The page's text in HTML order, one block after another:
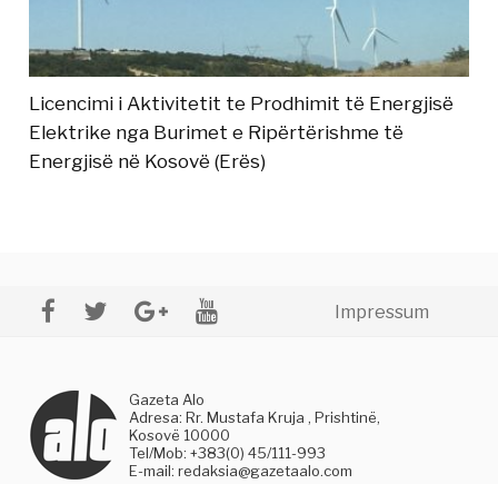
Licencimi i Aktivitetit te Prodhimit të Energjisë
Elektrike nga Burimet e Ripërtërishme të
Energjisë në Kosovë (Erës)
Impressum
Gazeta Alo
Adresa: Rr. Mustafa Kruja , Prishtinë,
Kosovë 10000
Tel/Mob: +383(0) 45/111-993
E-mail:redaksia@gazetaalo.com